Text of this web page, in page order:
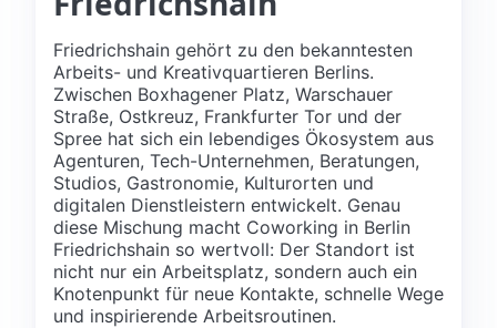
Friedrichshain gehört zu den bekanntesten
Arbeits- und Kreativquartieren Berlins.
Zwischen Boxhagener Platz, Warschauer
Straße, Ostkreuz, Frankfurter Tor und der
Spree hat sich ein lebendiges Ökosystem aus
Agenturen, Tech-Unternehmen, Beratungen,
Studios, Gastronomie, Kulturorten und
digitalen Dienstleistern entwickelt. Genau
diese Mischung macht Coworking in Berlin
Friedrichshain so wertvoll: Der Standort ist
nicht nur ein Arbeitsplatz, sondern auch ein
Knotenpunkt für neue Kontakte, schnelle Wege
und inspirierende Arbeitsroutinen.